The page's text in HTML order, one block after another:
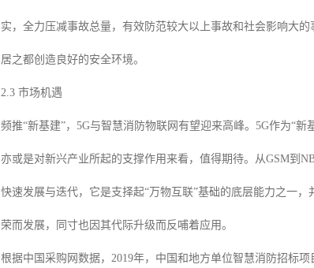
实，全力压减事故总量，有效防范较大以上事故和社会影响大
居之都创造良好的安全环境。
2.3 市场机遇
频推“新基建”，5G与智慧消防物联网有望迎来高峰。5G作为“
亦或是对新兴产业所起的支撑作用来看，值得期待。从GSM到
快速发展与迭代，它是支择起“万物互联”基础的底层能力之一
荣而发展，同寸也因其代际升级而反哺着应用。
根据中国采购网数据，2019年，中国和地方单位智慧消防招标